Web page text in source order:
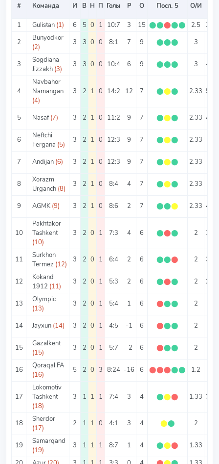
# Команда И В Н П Голы Р О Посл. 5 О/И
1
Gulistan (1) 6 5 0 1 10:7 3 15 ⬤⬤⬤⬤⬤ 2.5
2.83
2
Bunyodkor
(2)
3 3 0 0 8:1 7 9 ⬤⬤⬤ 3
3
Sogdiana
Jizzakh (3)
3 3 0 0 10:4 6 9 ⬤⬤⬤ 3 4.67
4
Navbahor
Namangan
(4)
3 2 1 0 14:2 12 7 ⬤⬤⬤ 2.33 5.33
5 Nasaf (7) 3 2 1 0 11:2 9 7 ⬤⬤⬤ 2.33 4.33
6
Neftchi
Fergana (5)
3 2 1 0 12:3 9 7 ⬤⬤⬤ 2.33
7 Andijan (6) 3 2 1 0 12:3 9 7 ⬤⬤⬤ 2.33
8
Xorazm
Urganch (8)
3 2 1 0 8:4 4 7 ⬤⬤⬤ 2.33
9 AGMK (9) 3 2 1 0 8:6 2 7 ⬤⬤⬤ 2.33 4.67
10
Pakhtakor
Tashkent
(10)
3 2 0 1 7:3 4 6 ⬤⬤⬤ 2 3.33
11
Surkhon
Termez (12)
3 2 0 1 6:4 2 6 ⬤⬤⬤ 2 3.33
12
Kokand
1912 (11)
3 2 0 1 5:3 2 6 ⬤⬤⬤ 2 2.67
13
Olympic
(13)
3 2 0 1 5:4 1 6 ⬤⬤⬤ 2
14 Jayxun (14) 3 2 0 1 4:5 -1 6 ⬤⬤⬤ 2
15
Gazalkent
(15)
3 2 0 1 5:7 -2 6 ⬤⬤⬤ 2
16
Qoraqal FA
(16)
5 2 0 3 8:24 -16 6 ⬤⬤⬤⬤⬤ 1.2
17
Lokomotiv
Tashkent
(18)
3 1 1 1 7:4 3 4 ⬤⬤⬤ 1.33 3.67
18
Sherdor
(17)
2 1 1 0 4:1 3 4 ⬤⬤ 2
19
Samarqand
(19)
3 1 1 1 8:7 1 4 ⬤⬤⬤ 1.33